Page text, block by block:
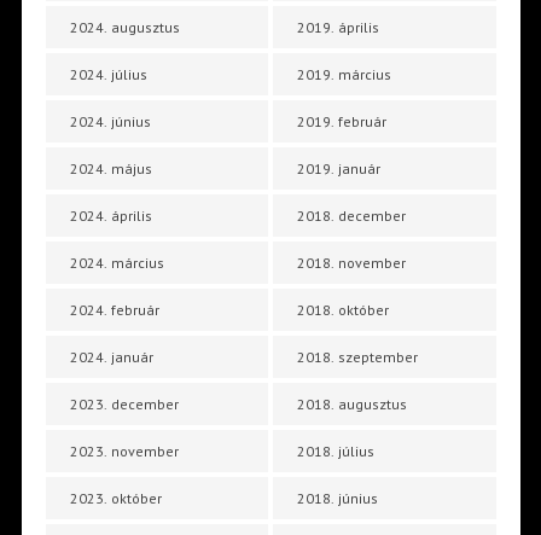
2024. augusztus
2024. július
2024. június
2024. május
2024. április
2024. március
2024. február
2024. január
2023. december
2023. november
2023. október
2019. április
2019. március
2019. február
2019. január
2018. december
2018. november
2018. október
2018. szeptember
2018. augusztus
2018. július
2018. június